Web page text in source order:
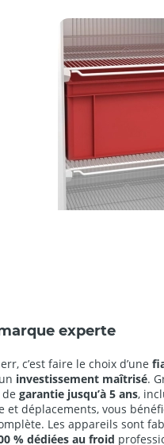
experte
c’est faire le choix d’une
investissement maîtrisé.
degarantie jusqu’à 5 ans,
et déplacements, vous
Les appareils sont
% dédiées au froid